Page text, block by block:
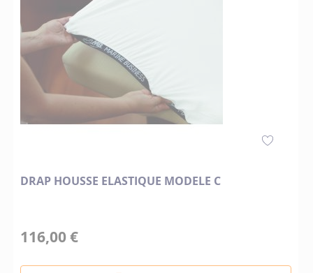
DRAP HOUSSE ELASTIQUE MODELE C
116,00 €